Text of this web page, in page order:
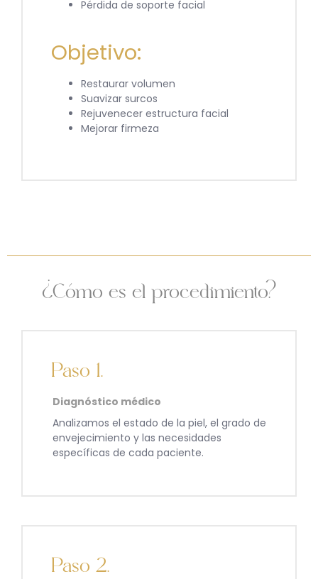
Pérdida de soporte facial
Objetivo:
Restaurar volumen
Suavizar surcos
Rejuvenecer estructura facial
Mejorar firmeza
¿Cómo es el procedimiento?
Paso 1.
Diagnóstico médico
Analizamos el estado de la piel, el grado de
envejecimiento y las necesidades
específicas de cada paciente.
Paso 2.